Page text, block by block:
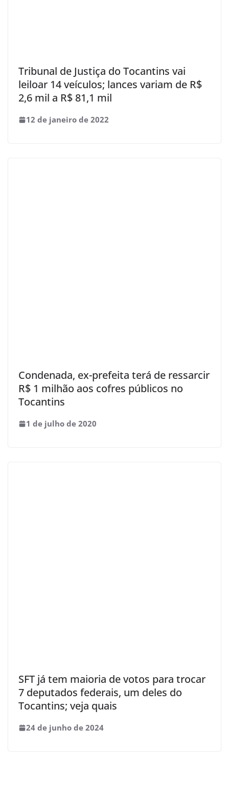
Tribunal de Justiça do Tocantins vai
leiloar 14 veículos; lances variam de R$
2,6 mil a R$ 81,1 mil
12 de janeiro de 2022
Condenada, ex-prefeita terá de ressarcir
R$ 1 milhão aos cofres públicos no
Tocantins
1 de julho de 2020
SFT já tem maioria de votos para trocar
7 deputados federais, um deles do
Tocantins; veja quais
24 de junho de 2024